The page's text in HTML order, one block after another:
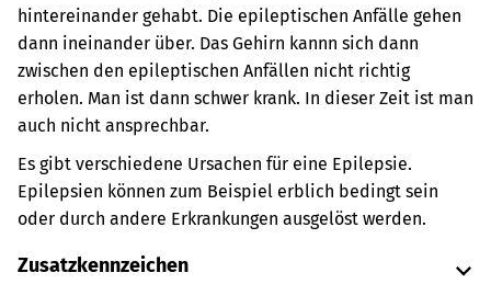
hintereinander gehabt. Die epileptischen Anfälle gehen
dann ineinander über. Das Gehirn kannn sich dann
zwischen den epileptischen Anfällen nicht richtig
erholen. Man ist dann schwer krank. In dieser Zeit ist man
auch nicht ansprechbar.
Es gibt verschiedene Ursachen für eine Epilepsie.
Epilepsien können zum Beispiel erblich bedingt sein
oder durch andere Erkrankungen ausgelöst werden.
Zusatzkennzeichen